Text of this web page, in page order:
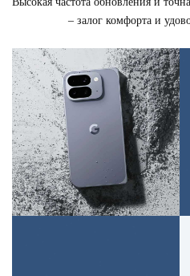
– залог комфорта и